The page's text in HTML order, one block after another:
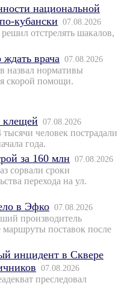
национальной
кубански 07.08.2026
отстрелять шакалов,
ждать врача 07.08.2026
назвал нормативы
скорой помощи.
07.08.2026
тысячи человек пострадали
года.
за 160 млн 07.08.2026
сорвали сроки
перехода на ул.
в Эфко 07.08.2026
производитель
поставок после
инцидент в Сквере
07.08.2026
преследовал